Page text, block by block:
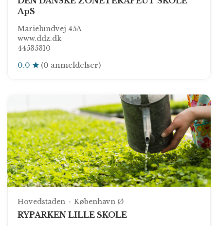
ApS
Marielundvej 45A
www.ddz.dk
44535310
0.0 (0 anmeldelser)
Hovedstaden København Ø
RYPARKEN LILLE SKOLE